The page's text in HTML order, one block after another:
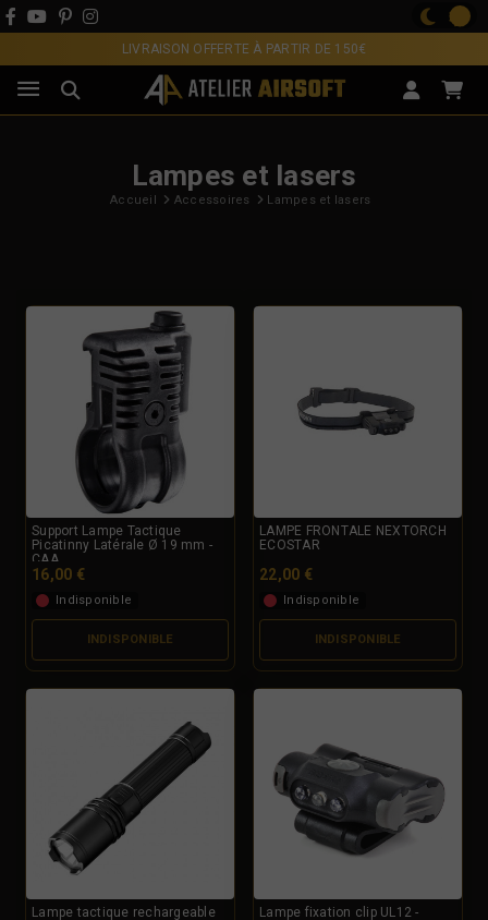
LIVRAISON OFFERTE À PARTIR DE 150€
Lampes et lasers
Accueil Accessoires Lampes et lasers
Support Lampe Tactique
Picatinny Latérale Ø 19 mm -
CAA
16,00 €
Indisponible
INDISPONIBLE
LAMPE FRONTALE NEXTORCH
ECOSTAR
22,00 €
Indisponible
INDISPONIBLE
Lampe tactique rechargeable
Lampe fixation clip UL12 -